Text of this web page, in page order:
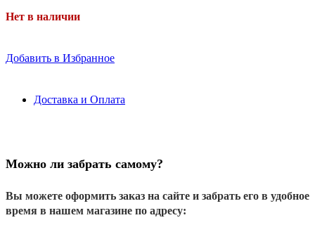
Нет в наличии
Добавить в Избранное
Доставка и Оплата
Можно ли забрать самому?
Вы можете оформить заказ на сайте и забрать его в удобное
время в нашем магазине по адресу: